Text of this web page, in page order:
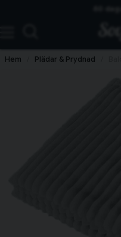
Hem Plädar & Prydnad